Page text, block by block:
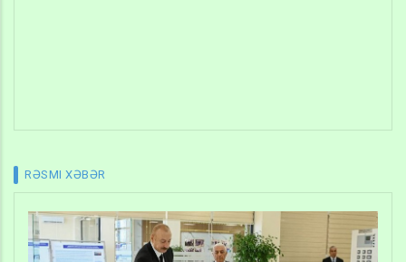
RƏSMI XƏBƏR